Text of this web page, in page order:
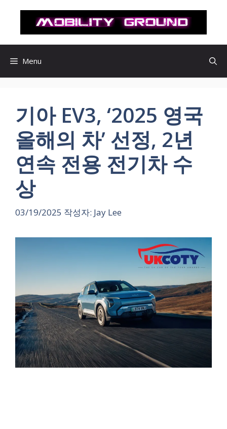
로
Menu
기아 EV3, ‘2025 영국
올해의 차’ 선정, 2년
연속 전용 전기차 수
상
03/19/2025 작성자: Jay Lee